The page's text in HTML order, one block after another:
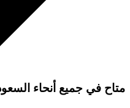
متاح في جميع أنحاء